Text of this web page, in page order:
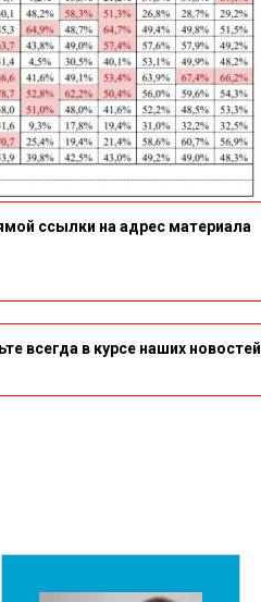
ссылки на адрес материала
всегда в курсе наших новостей